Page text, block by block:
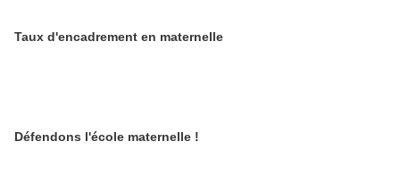
Taux d'encadrement en maternelle
Défendons l'école maternelle !